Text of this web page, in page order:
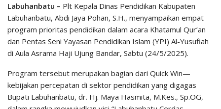
Labuhanbatu – Plt Kepala Dinas Pendidikan Kabupaten
Labuhanbatu, Abdi Jaya Pohan, S.H., menyampaikan empat
program prioritas pendidikan dalam acara Khatamul Qur’an
dan Pentas Seni Yayasan Pendidikan Islam (YPI) Al-Yusufiah
di Aula Asrama Haji Ujung Bandar, Sabtu (24/5/2025).
Program tersebut merupakan bagian dari Quick Win—
kebijakan percepatan di sektor pendidikan yang digagas
Bupati Labuhanbatu, dr. Hj. Maya Hasmita, M.Kes., Sp.OG,